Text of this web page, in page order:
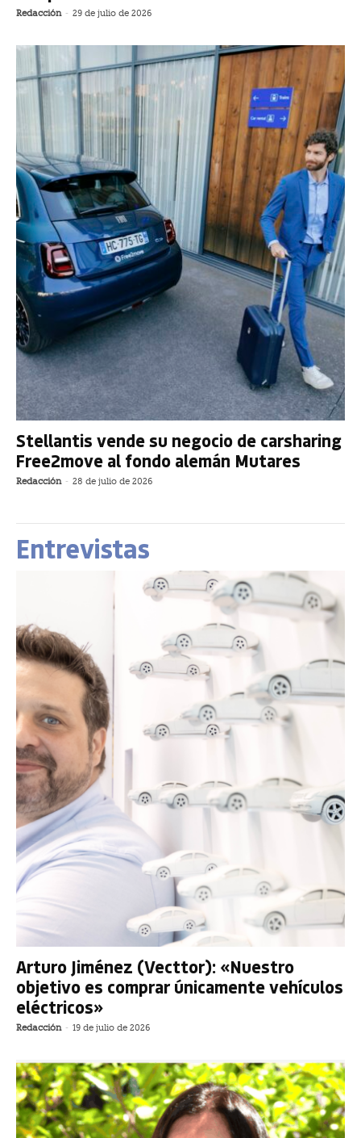
Redacción - 29 de julio de 2026
Stellantis vende su negocio de carsharing
Free2move al fondo alemán Mutares
Redacción - 28 de julio de 2026
Entrevistas
Arturo Jiménez (Vecttor): «Nuestro
objetivo es comprar únicamente vehículos
eléctricos»
Redacción - 19 de julio de 2026